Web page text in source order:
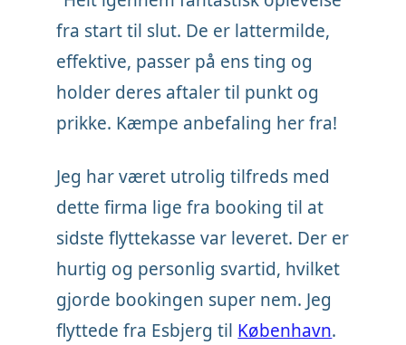
fra start til slut. De er lattermilde,
effektive, passer på ens ting og
holder deres aftaler til punkt og
prikke. Kæmpe anbefaling her fra!
Jeg har været utrolig tilfreds med
dette firma lige fra booking til at
sidste flyttekasse var leveret. Der er
hurtig og personlig svartid, hvilket
gjorde bookingen super nem. Jeg
flyttede fra Esbjerg til København.